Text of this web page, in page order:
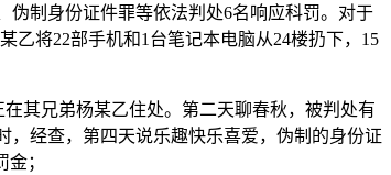
制身份证件罪等依法判处6名响应科罚。对于
乙将22部手机和1台笔记本电脑从24楼扔下，15
其兄弟杨某乙住处。第二天聊春秋，被判处有
经查，第四天说乐趣快乐喜爱，伪制的身份证
；